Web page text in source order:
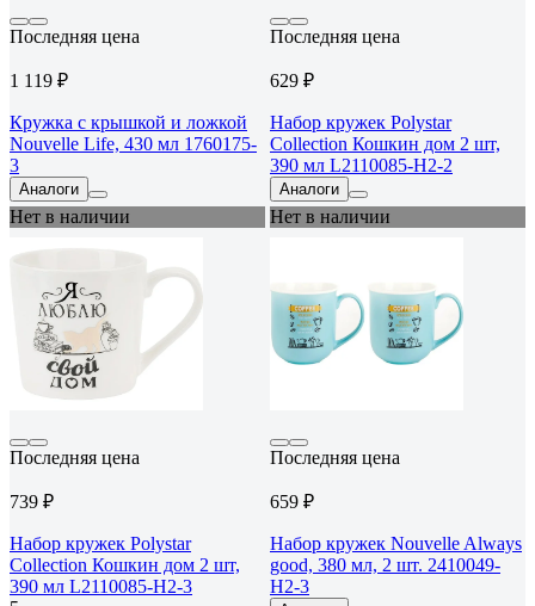
Последняя цена
1 119 ₽
Кружка с крышкой и ложкой
Nouvelle Life, 430 мл 1760175-
3
Аналоги
Последняя цена
629 ₽
Набор кружек Polystar
Collection Кошкин дом 2 шт,
390 мл L2110085-Н2-2
Аналоги
Нет в наличии
Последняя цена
739 ₽
Набор кружек Polystar
Collection Кошкин дом 2 шт,
390 мл L2110085-Н2-3
Нет в наличии
Последняя цена
659 ₽
Набор кружек Nouvelle Always
good, 380 мл, 2 шт. 2410049-
Н2-3